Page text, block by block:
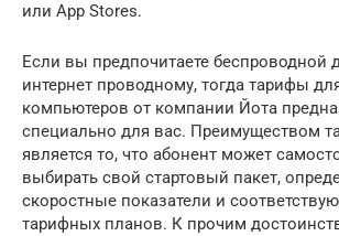
или App Stores.
Если вы предпочитаете беспроводной
интернет проводному, тогда тарифы
компьютеров от компании Йота
специально для вас. Преимуществом
является то, что абонент может
выбирать свой стартовый пакет,
скоростные показатели и
тарифных планов. К прочим